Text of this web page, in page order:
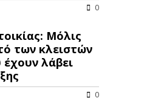
0
Μόλις
των κλειστών
λάβει
0